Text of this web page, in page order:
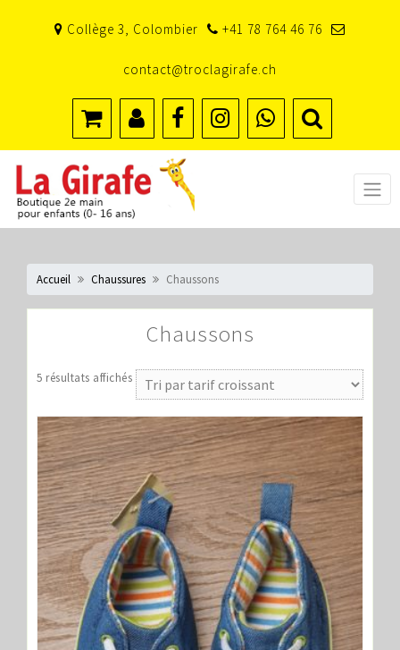
Collège 3, Colombier +41 78 764 46 76
contact@troclagirafe.ch
Accueil Chaussures Chaussons
Chaussons
5 résultats affichés